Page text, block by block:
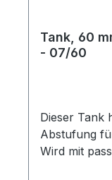
Tank, 60
- 07/60
Dieser Tank
Abstufung
Wird mit